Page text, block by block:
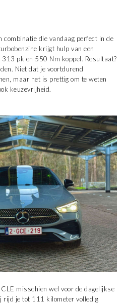
combinatie die vandaag perfect in de
krijgt hulp van een
313 pk en 550 Nm koppel. Resultaat?
Niet dat je voortdurend
maar het is prettig om te weten
keuzevrijheid.
misschien wel voor de dagelijkse
je tot 111 kilometer volledig